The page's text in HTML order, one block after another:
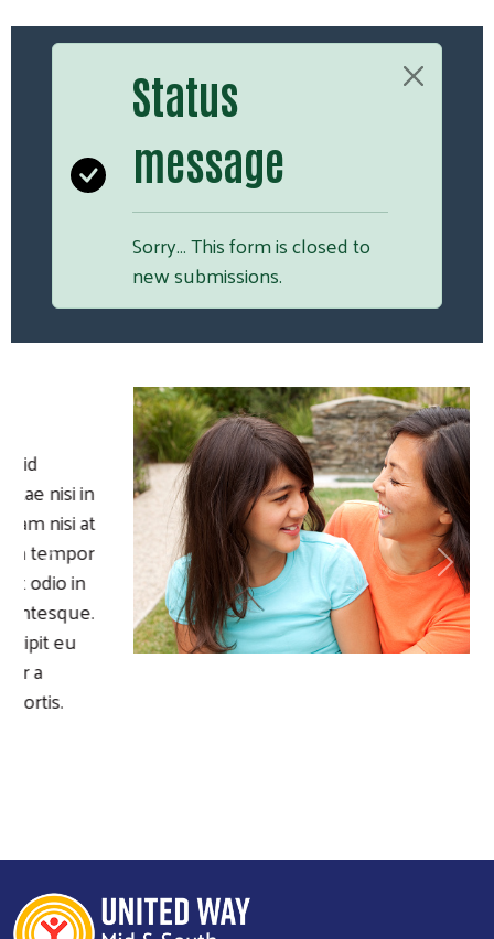
Status
message
Sorry… This form is closed to
new submissions.
Previous Next